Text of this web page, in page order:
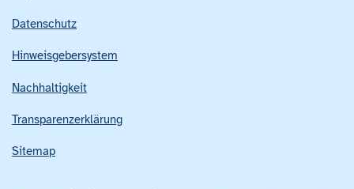
Datenschutz
Hinweisgebersystem
Nachhaltigkeit
Transparenzerklärung
Sitemap